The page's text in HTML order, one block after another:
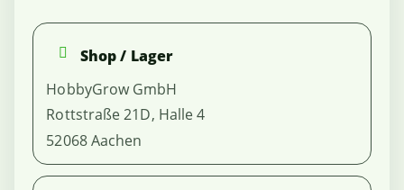
Shop / Lager
HobbyGrow GmbH
Rottstraße 21D, Halle 4
52068 Aachen